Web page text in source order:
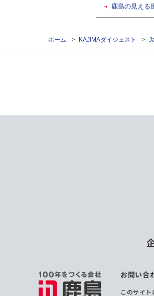
鹿島の見える
ホーム > KAJIMAダイジェスト >
お問い合
このサイト